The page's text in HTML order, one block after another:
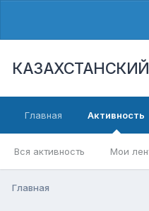
Главная Активность
Вся активность Мои
Главная